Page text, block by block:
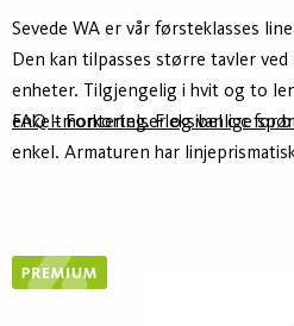
Sevede WA er vår førsteklasses
Den kan tilpasses større tavler ved
enheter. Tilgjengelig i hvit og to
enkeltmontering. Fleksibel c:c for
enkel. Armaturen har
FAQ – Forkortelser og vanlige